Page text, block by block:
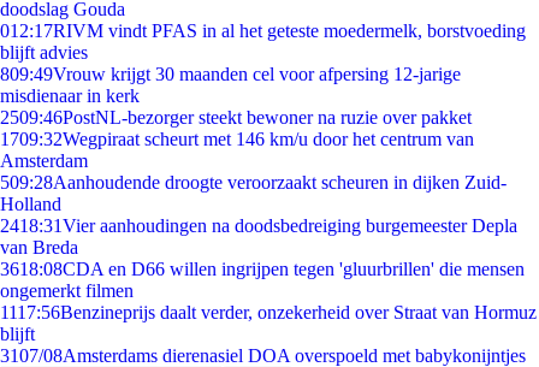
doodslag Gouda
012:17RIVM vindt PFAS in al het geteste moedermelk, borstvoeding
blijft advies
809:49Vrouw krijgt 30 maanden cel voor afpersing 12-jarige
misdienaar in kerk
2509:46PostNL-bezorger steekt bewoner na ruzie over pakket
1709:32Wegpiraat scheurt met 146 km/u door het centrum van
Amsterdam
509:28Aanhoudende droogte veroorzaakt scheuren in dijken Zuid-
Holland
2418:31Vier aanhoudingen na doodsbedreiging burgemeester Depla
van Breda
3618:08CDA en D66 willen ingrijpen tegen 'gluurbrillen' die mensen
ongemerkt filmen
1117:56Benzineprijs daalt verder, onzekerheid over Straat van Hormuz
blijft
3107/08Amsterdams dierenasiel DOA overspoeld met babykonijntjes